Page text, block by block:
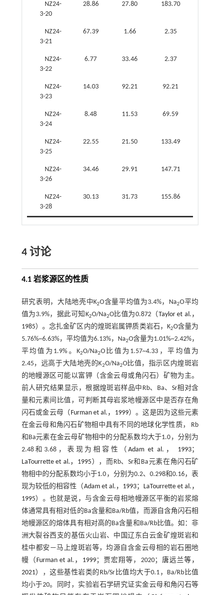
NZ24-
3-20
28.86 27.80 183.70
NZ24-
3-21
67.39 1.66 2.35
NZ24-
3-22
6.77 33.46 2.37
NZ24-
3-23
14.03 92.21 92.21
NZ24-
3-24
8.48 11.53 69.59
NZ24-
3-25
22.55 21.50 133.49
NZ24-
3-26
34.46 29.91 147.71
NZ24-
3-28
30.13 31.73 155.86
4 讨论
4.1 岩浆源区的性质
研究表明，大陆地壳中K2O含量平均值为3.4%，Na2O平均
值为3.9%，据此可知K2O/Na2O比值为0.872（Taylor et al.，
1985）。念扎金矿区内的煌斑岩属钾质类岩石，K2O含量为
5.76%~6.63%，平均值为6.13%，Na2O含量为1.01%~2.42%，
平均值为1.9%。K2O/Na2O比值为1.57~4.33，平均值为
2.45，远高于大陆地壳的K2O/Na2O比值，指示区内煌斑岩
的地幔源区可能以富钾（含金云母或角闪石）矿物为主。
前人研究结果显示，根据煌斑岩样品中Rb、Ba、Sr相对含
量和元素间比值，可判断其母岩浆地幔源区中是否存在角
闪石或金云母（ Furman et al.，1999）。这是因为这些元素
在金云母和角闪石矿物相中具有不同的地球化学性质， Rb
和Ba元素在金云母矿物相中的分配系数均大于1.0，分别为
2.48和3.68，表现为相容性（Adam et al.， 1993；
LaTourrette et al.，1995），而Rb、Sr和Ba元素在角闪石矿
物相中的分配系数均小于1.0，分别为0.2、0.298和0.16，表
现为较低的相容性（Adam et al.，1993； LaTourrette et al.，
1995）。也就是说，与含金云母相地幔源区平衡的岩浆熔
体通常具有相对低的Ba含量和Ba/Rb值，而源自含角闪石相
地幔源区的熔体具有相对高的Ba含量和Ba/Rb比值。如：非
洲大裂谷西支的基伍火山岩、中国辽东白云金矿煌斑岩和
桂中都安—马上煌斑岩等，均源自含金云母相的岩石圈地
幔（ Furman et al.，1999；贾宏翔等，2020； 唐远兰等，
2021），这些基性岩类的Rb/Sr比值均大于0.1，Ba/Rb比值
均小于20。同时，实验岩石学研究证实金云母和角闪石等